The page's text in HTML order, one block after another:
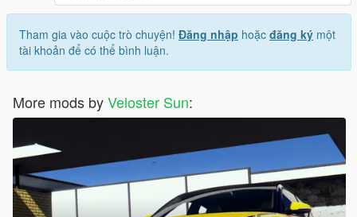
Tham gia vào cuộc trò chuyện! Đăng nhập hoặc đăng ký một
tài khoản để có thể bình luận.
More mods byVeloster Sun: